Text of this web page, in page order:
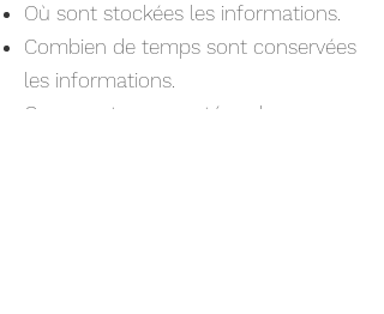
Où sont stockées les informations.
Combien de temps sont conservées
les informations.
Comment vous protégez les